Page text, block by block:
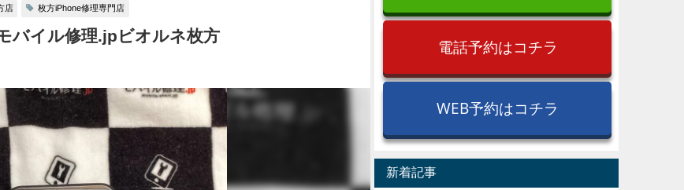
店 枚方iPhone修理専門店
バイル修理.jpビオルネ枚方
電話予約はコチラ
WEB予約はコチラ
新着記事